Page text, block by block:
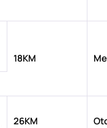
18KM
26KM